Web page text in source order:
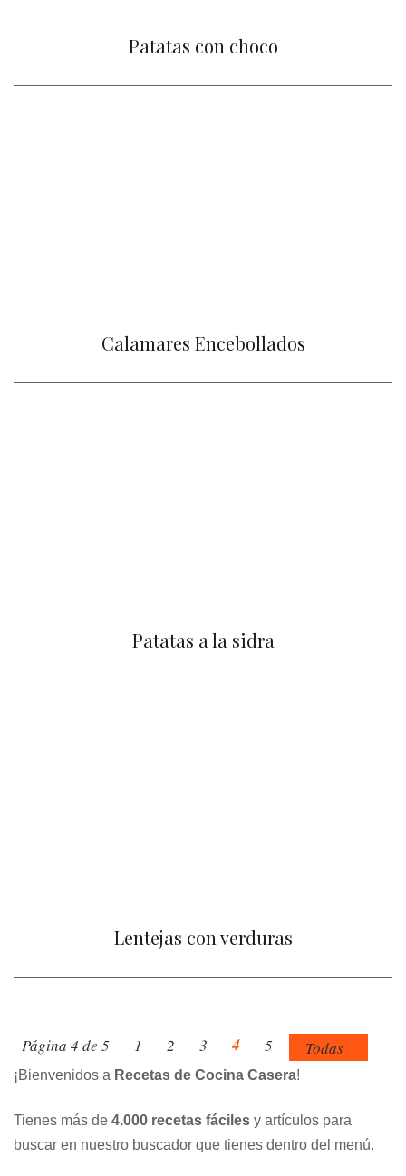
Patatas con choco
Calamares Encebollados
Patatas a la sidra
Lentejas con verduras
Página 4 de 5 1 2 3 4 5 Todas
¡Bienvenidos a Recetas de Cocina Casera!
Tienes más de 4.000 recetas fáciles y artículos para
buscar en nuestro buscador que tienes dentro del menú.